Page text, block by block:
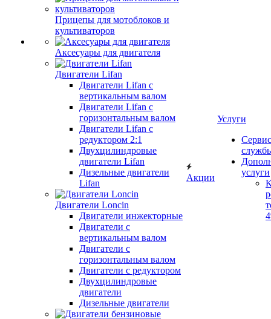
Прицепы для мотоблоков и
культиваторов
Аксесуары для двигателя
Двигатели Lifan
Двигатели Lifan с
вертикальным валом
Двигатели Lifan с
горизонтальным валом
Двигатели Lifan с
редуктором 2:1
Двухцилиндровые
двигатели Lifan
Дизельные двигатели
Lifan
Двигатели Loncin
Двигатели инжекторные
Двигатели с
вертикальным валом
Двигатели с
горизонтальным валом
Двигатели с редуктором
Двухцилиндровые
двигатели
Дизельные двигатели
Акции
Услуги
услуги